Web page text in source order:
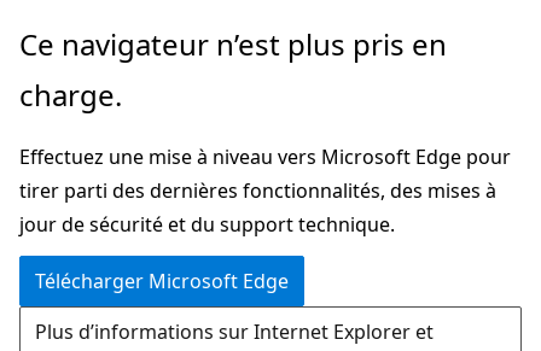
Passer
directement
au
principal
Ce navigateur n’est plus pris en
charge.
Effectuez une mise à niveau vers Microsoft Edge pour
tirer parti des dernières fonctionnalités, des mises à
jour de sécurité et du support technique.
Télécharger Microsoft Edge
Plus d’informations sur Internet Explorer et